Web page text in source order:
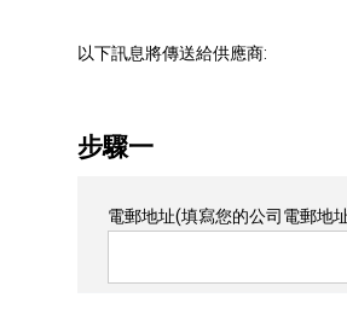
以下訊息將傳送給供應商:
步驟一
電郵地址(填寫您的公司電郵地